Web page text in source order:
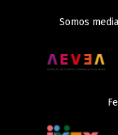
Somos media